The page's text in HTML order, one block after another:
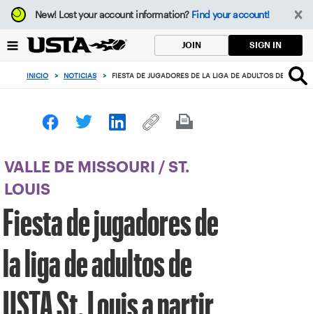
Enfoque
desde
botón
volver
principio
New!Lost your account information? Find your account!
JOIN SIGN IN
INICIO > NOTICIAS > FIESTA DE JUGADORES DE LA LIGA DE ADULTOS DE USTA
VALLE DE MISSOURI / ST.
LOUIS
Fiesta de jugadores de
la liga de adultos de
USTA St. Louis a partir